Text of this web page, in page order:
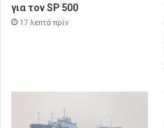
για τον SP 500
17 λεπτά πρίν